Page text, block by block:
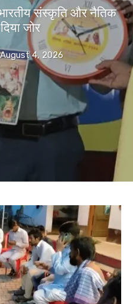
भारतीय संस्कृति और नैतिक
जोर
August 4, 2026